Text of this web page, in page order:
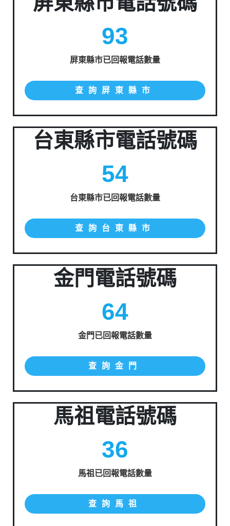
93
屏東縣市已回報電話數量
查詢屏東縣市
台東縣市電話號碼
54
台東縣市已回報電話數量
查詢台東縣市
金門電話號碼
64
金門已回報電話數量
查詢金門
馬祖電話號碼
36
馬祖已回報電話數量
查詢馬祖